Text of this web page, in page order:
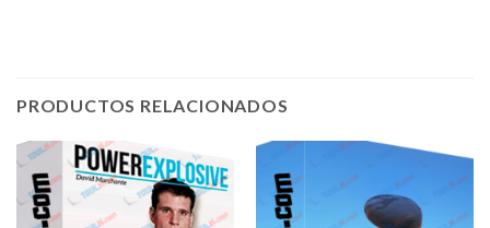
PRODUCTOS RELACIONADOS